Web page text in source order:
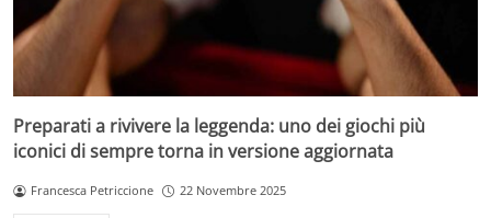
Preparati a rivivere la leggenda: uno dei giochi più
iconici di sempre torna in versione aggiornata
Francesca Petriccione 22 Novembre 2025